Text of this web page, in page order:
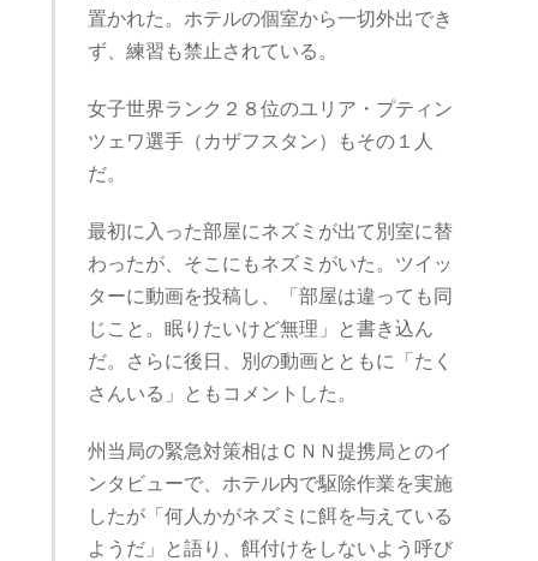
置かれた。ホテルの個室から一切外出でき
ず、練習も禁止されている。
女子世界ランク２８位のユリア・プティン
ツェワ選手（カザフスタン）もその１人
だ。
最初に入った部屋にネズミが出て別室に替
わったが、そこにもネズミがいた。ツイッ
ターに動画を投稿し、「部屋は違っても同
じこと。眠りたいけど無理」と書き込ん
だ。さらに後日、別の動画とともに「たく
さんいる」ともコメントした。
州当局の緊急対策相はＣＮＮ提携局とのイ
ンタビューで、ホテル内で駆除作業を実施
したが「何人かがネズミに餌を与えている
ようだ」と語り、餌付けをしないよう呼び